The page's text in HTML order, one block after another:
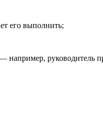
его выполнить;
руководитель